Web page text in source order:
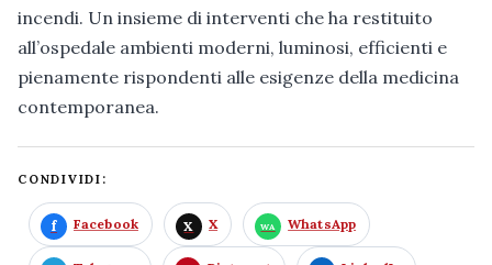
incendi. Un insieme di interventi che ha restituito
all’ospedale ambienti moderni, luminosi, efficienti e
pienamente rispondenti alle esigenze della medicina
contemporanea.
CONDIVIDI:
Facebook X WhatsApp